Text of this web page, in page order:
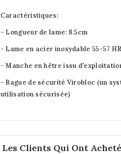
Caractéristiques:
- Longueur de lame: 8.5cm
- Lame en acier inoxydable 55-57
- Manche en hêtre issu
- Bague de sécurité Virobloc (un
utilisation sécurisée)
Les Clients Qui Ont